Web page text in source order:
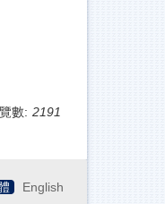
數: 2191
English